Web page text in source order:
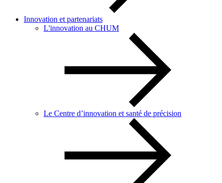
Innovation et partenariats
L'innovation au CHUM
Le Centre d’innovation et santé de précision